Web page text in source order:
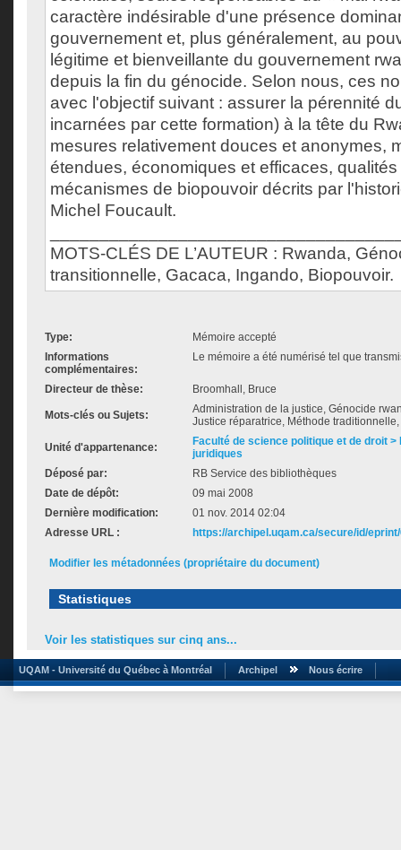
caractère indésirable d'une présence
gouvernement et, plus généralement, au
légitime et bienveillante du gouvernement
depuis la fin du génocide. Selon nous, ces
avec l'objectif suivant : assurer la pérennité
incarnées par cette formation) à la tête du
mesures relativement douces et anonymes,
étendues, économiques et efficaces,
mécanismes de biopouvoir décrits par
Michel Foucault.
MOTS-CLÉS DE L’AUTEUR : Rwanda,
transitionnelle, Gacaca, Ingando, Biopouvoir.
Type:
Mémoire accepté
Informations
complémentaires:
Le mémoire a été numérisé tel que
Directeur de thèse: Broomhall, Bruce
Mots-clés ou Sujets:
Administration de la justice, Génocide
Justice réparatrice, Méthode
Unité d'appartenance:
Faculté de science politique et de droit
juridiques
Déposé par:
RB Service des bibliothèques
Date de dépôt:
09 mai 2008
Dernière modification:
01 nov. 2014 02:04
Adresse URL :
https://archipel.uqam.ca/secure/id/
Modifier les métadonnées (propriétaire du document)
Statistiques
Voir les statistiques sur cinq ans...
UQAM - Université du Québec à Montréal Archipel Nous écrire